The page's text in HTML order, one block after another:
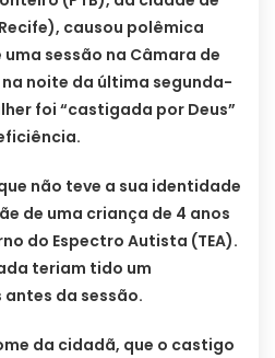
causou polêmica
sessão na Câmara de
noite da última segunda-
foi “castigada por Deus”
não teve a sua identidade
de uma criança de 4 anos
do Espectro Autista (TEA).
teriam tido um
da sessão.
da cidadã, que o castigo